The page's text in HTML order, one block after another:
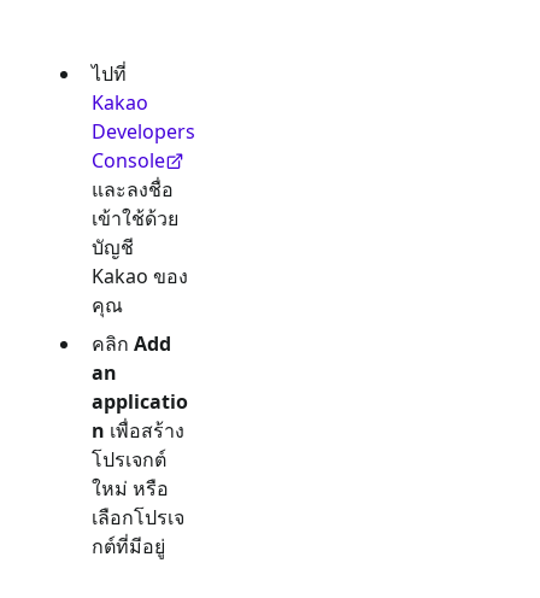
ไปที่
Kakao
Developers
Console
และลงชื่อ
เข้าใช้ด้วย
บัญชี
Kakao ของ
คุณ
คลิก Add
an
applicatio
n เพื่อสร้าง
โปรเจกต์
ใหม่ หรือ
เลือกโปรเจ
กต์ที่มีอยู่